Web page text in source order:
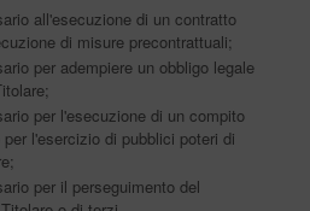
all'esecuzione di un contratto
di misure precontrattuali;
per adempiere un obbligo legale
per l'esecuzione di un compito
l'esercizio di pubblici poteri di
per il perseguimento del